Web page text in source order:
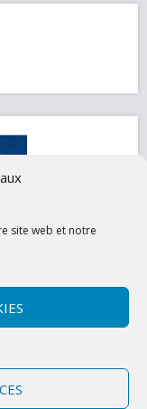
site web et notre
(UE)
par l'Union des